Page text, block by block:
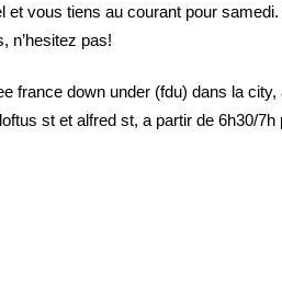
et vous tiens au courant pour samedi.
n’hesitez pas!
france down under (fdu) dans la
st et alfred st, a partir de 6h30/7h